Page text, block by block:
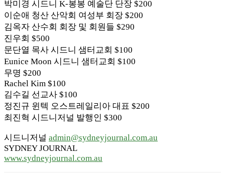
박미경 시드니 K-봉봉 예술단 단장 $200
이순애 청산 산악회 여성부 회장 $200
김옥자 산수회 회장 및 회원들 $290
진우회 $500
문단열 목사 시드니 샘터교회 $100
Eunice Moon 시드니 샘터교회 $100
무명 $200
Rachel Kim $100
김수길 선교사 $100
정진규 윈텍 오스트레일리아 대표 $200
최진혁 시드니저널 발행인 $300
시드니저널 admin@sydneyjournal.com.au
SYDNEY JOURNAL
www.sydneyjournal.com.au